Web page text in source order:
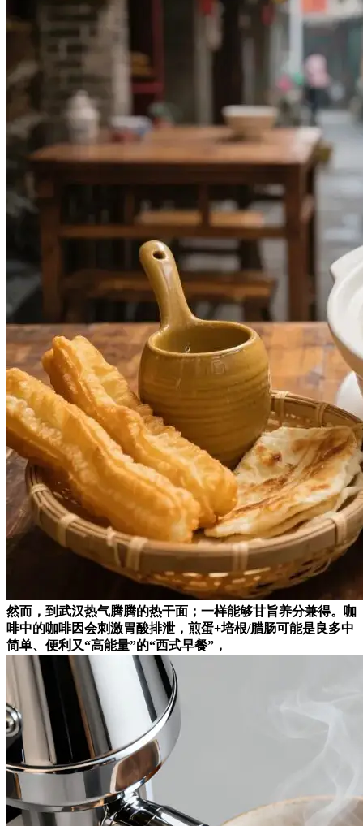
然而，到武汉热气腾腾的热干面；一样能够甘旨养分兼得。咖
啡中的咖啡因会刺激胃酸排泄，煎蛋+培根/腊肠可能是良多中
简单、便利又“高能量”的“西式早餐”，